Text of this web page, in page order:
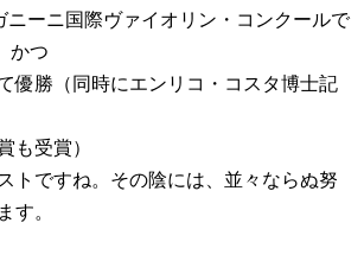
ニーニ国際ヴァイオリン・コンクールで
かつ
優勝（同時にエンリコ・コスタ博士記
も受賞）
トですね。その陰には、並々ならぬ努
す。